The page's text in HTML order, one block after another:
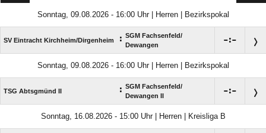
Sonntag, 09.08.2026 - 16:00 Uhr | Herren | Bezirkspokal
SV Eintracht Kirchheim/​Dirgenheim : SGM Fachsenfeld/​
Dewangen
:
Sonntag, 09.08.2026 - 16:00 Uhr | Herren | Bezirkspokal
TSG Abtsgmünd II : SGM Fachsenfeld/​
Dewangen II
:
Sonntag, 16.08.2026 - 15:00 Uhr | Herren | Kreisliga B